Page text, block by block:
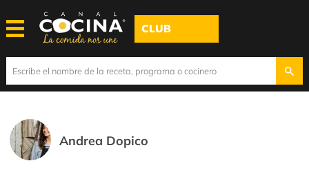
CLUB
Andrea Dopico